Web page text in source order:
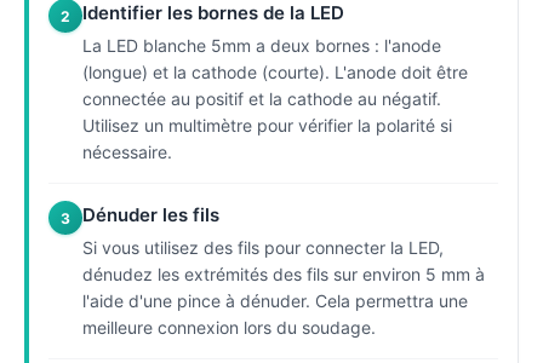
2 Identifier les bornes de la LED
La LED blanche 5mm a deux bornes : l'anode
(longue) et la cathode (courte). L'anode doit être
connectée au positif et la cathode au négatif.
Utilisez un multimètre pour vérifier la polarité si
nécessaire.
3 Dénuder les fils
Si vous utilisez des fils pour connecter la LED,
dénudez les extrémités des fils sur environ 5 mm à
l'aide d'une pince à dénuder. Cela permettra une
meilleure connexion lors du soudage.